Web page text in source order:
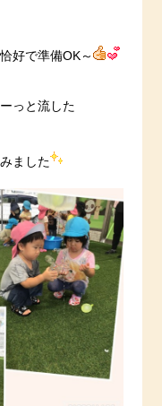
好で準備OK～
っと流した
ました